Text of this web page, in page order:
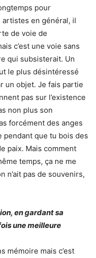
pour
en général, il
de voie de
c’est une voie sans
qui subsisterait. Un
le plus désintéressé
un objet. Je fais partie
pas sur l’existence
non plus son
forcément des anges
pendant que tu bois des
paix. Mais comment
temps, ça ne me
n’ait pas de souvenirs,
en gardant sa
une meilleure
mémoire mais c’est